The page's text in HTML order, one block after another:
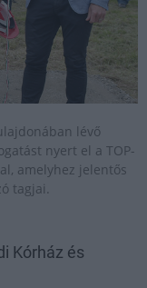
lévő
nyert el a TOP-
amelyhez jelentős
tagjai.
Kórház és